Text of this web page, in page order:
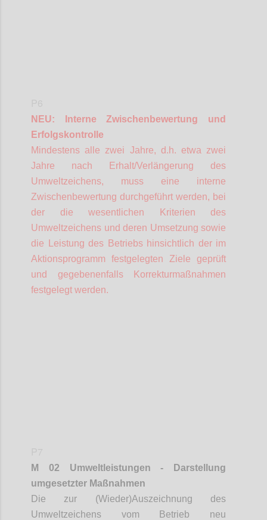
NEU: Interne Zwischenbewertung und
Erfolgskontrolle
Mindestens alle zwei Jahre, d.h. etwa zwei
Jahre nach Erhalt/Verlängerung des
Umweltzeichens, muss eine interne
Zwischenbewertung durchgeführt werden, bei
der die wesentlichen Kriterien des
Umweltzeichens und deren Umsetzung sowie
die Leistung des Betriebs hinsichtlich der im
Aktionsprogramm festgelegten Ziele geprüft
und gegebenenfalls Korrekturmaßnahmen
festgelegt werden.
M 02 Umweltleistungen - Darstellung
umgesetzter Maßnahmen
Die zur (Wieder)Auszeichnung des
Umweltzeichens vom Betrieb neu